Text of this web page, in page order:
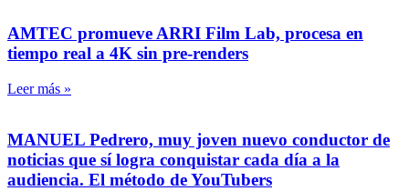
AMTEC promueve ARRI Film Lab, procesa en
tiempo real a 4K sin pre-renders
Leer más »
MANUEL Pedrero, muy joven nuevo conductor de
noticias que sí logra conquistar cada día a la
audiencia. El método de YouTubers